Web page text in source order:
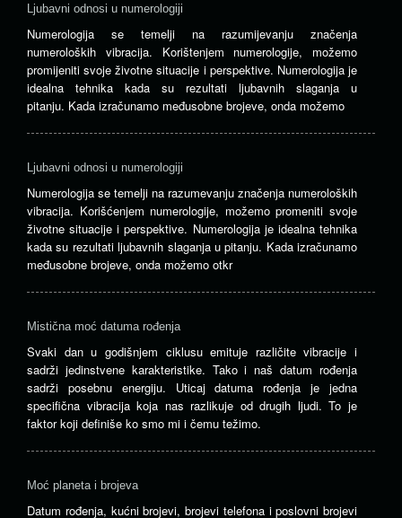
Ljubavni odnosi u numerologiji
Numerologija se temelji na razumijevanju značenja
numeroloških vibracija. Korištenjem numerologije, možemo
promijeniti svoje životne situacije i perspektive. Numerologija je
idealna tehnika kada su rezultati ljubavnih slaganja u
pitanju. Kada izračunamo međusobne brojeve, onda možemo
Ljubavni odnosi u numerologiji
Numerologija se temelji na razumevanju značenja numeroloških
vibracija. Korišćenjem numerologije, možemo promeniti svoje
životne situacije i perspektive. Numerologija je idealna tehnika
kada su rezultati ljubavnih slaganja u pitanju. Kada izračunamo
međusobne brojeve, onda možemo otkr
Mistična moć datuma rođenja
Svaki dan u godišnjem ciklusu emituje različite vibracije i
sadrži jedinstvene karakteristike. Tako i naš datum rođenja
sadrži posebnu energiju. Uticaj datuma rođenja je jedna
specifična vibracija koja nas razlikuje od drugih ljudi. To je
faktor koji definiše ko smo mi i čemu težimo.
Moć planeta i brojeva
Datum rođenja, kućni brojevi, brojevi telefona i poslovni brojevi